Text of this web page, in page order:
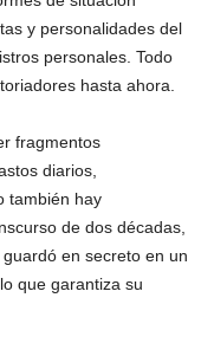
y personalidades del
personales. Todo
hasta ahora.
fragmentos
diarios,
también hay
de dos décadas,
en secreto en un
que garantiza su